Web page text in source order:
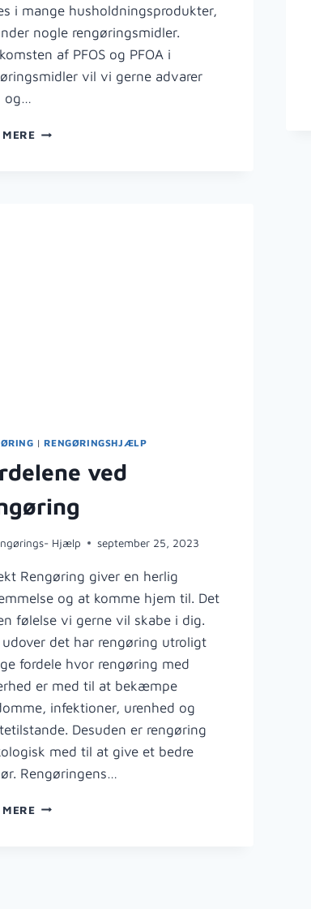
i mange husholdningsprodukter,
nogle rengøringsmidler.
af PFOS og PFOA i
vil vi gerne advarer
og…
PFOS
|RENGØRINGSHJÆLP
ved
Hjælp september 25, 2023
Rengøring giver en herlig
og at komme hjem til. Det
følelse vi gerne vil skabe i dig.
udover det har rengøring utroligt
fordele hvor rengøring med
er med til at bekæmpe
infektioner, urenhed og
Desuden er rengøring
med til at give et bedre
Rengøringens…
FORDELENE